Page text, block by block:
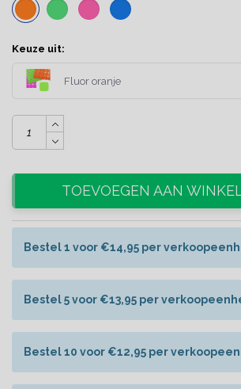
Keuze uit:
Fluor oranje
TOEVOEGEN AAN
Bestel 1 voor €14,95 per
Bestel 5 voor €13,95 per
Bestel 10 voor €12,95 per